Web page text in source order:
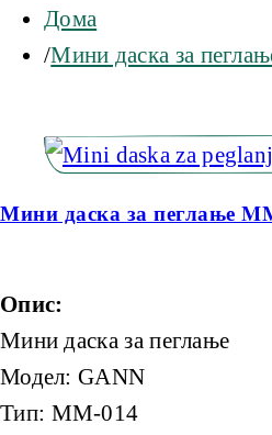
Дома
Мини даска за
Мини даска за пеглање
Опис:
Мини даска за пеглање
Модел: GANN
Тип: MM-014